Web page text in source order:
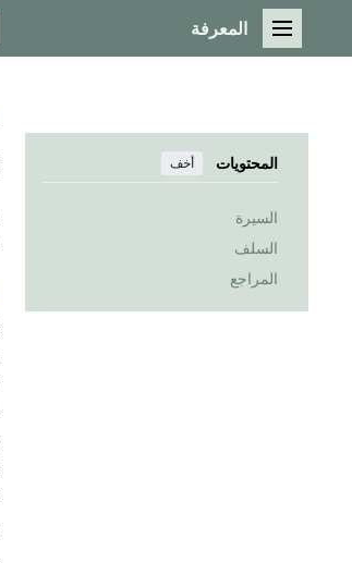
القائمة الرئيسية
المعرفة
المحتويات أخف
السيرة
السلف
المراجع